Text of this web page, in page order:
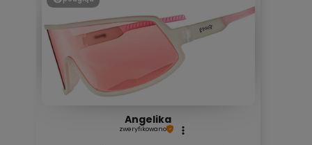
Angelika
zweryfikowano